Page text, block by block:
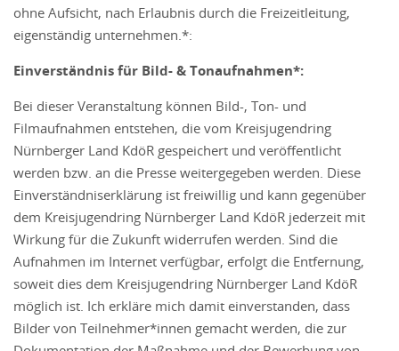
ohne Aufsicht, nach Erlaubnis durch die Freizeitleitung,
eigenständig unternehmen.*:
Einverständnis für Bild- & Tonaufnahmen*:
Bei dieser Veranstaltung können Bild-, Ton- und
Filmaufnahmen entstehen, die vom Kreisjugendring
Nürnberger Land KdöR gespeichert und veröffentlicht
werden bzw. an die Presse weitergegeben werden. Diese
Einverständniserklärung ist freiwillig und kann gegenüber
dem Kreisjugendring Nürnberger Land KdöR jederzeit mit
Wirkung für die Zukunft widerrufen werden. Sind die
Aufnahmen im Internet verfügbar, erfolgt die Entfernung,
soweit dies dem Kreisjugendring Nürnberger Land KdöR
möglich ist. Ich erkläre mich damit einverstanden, dass
Bilder von Teilnehmer*innen gemacht werden, die zur